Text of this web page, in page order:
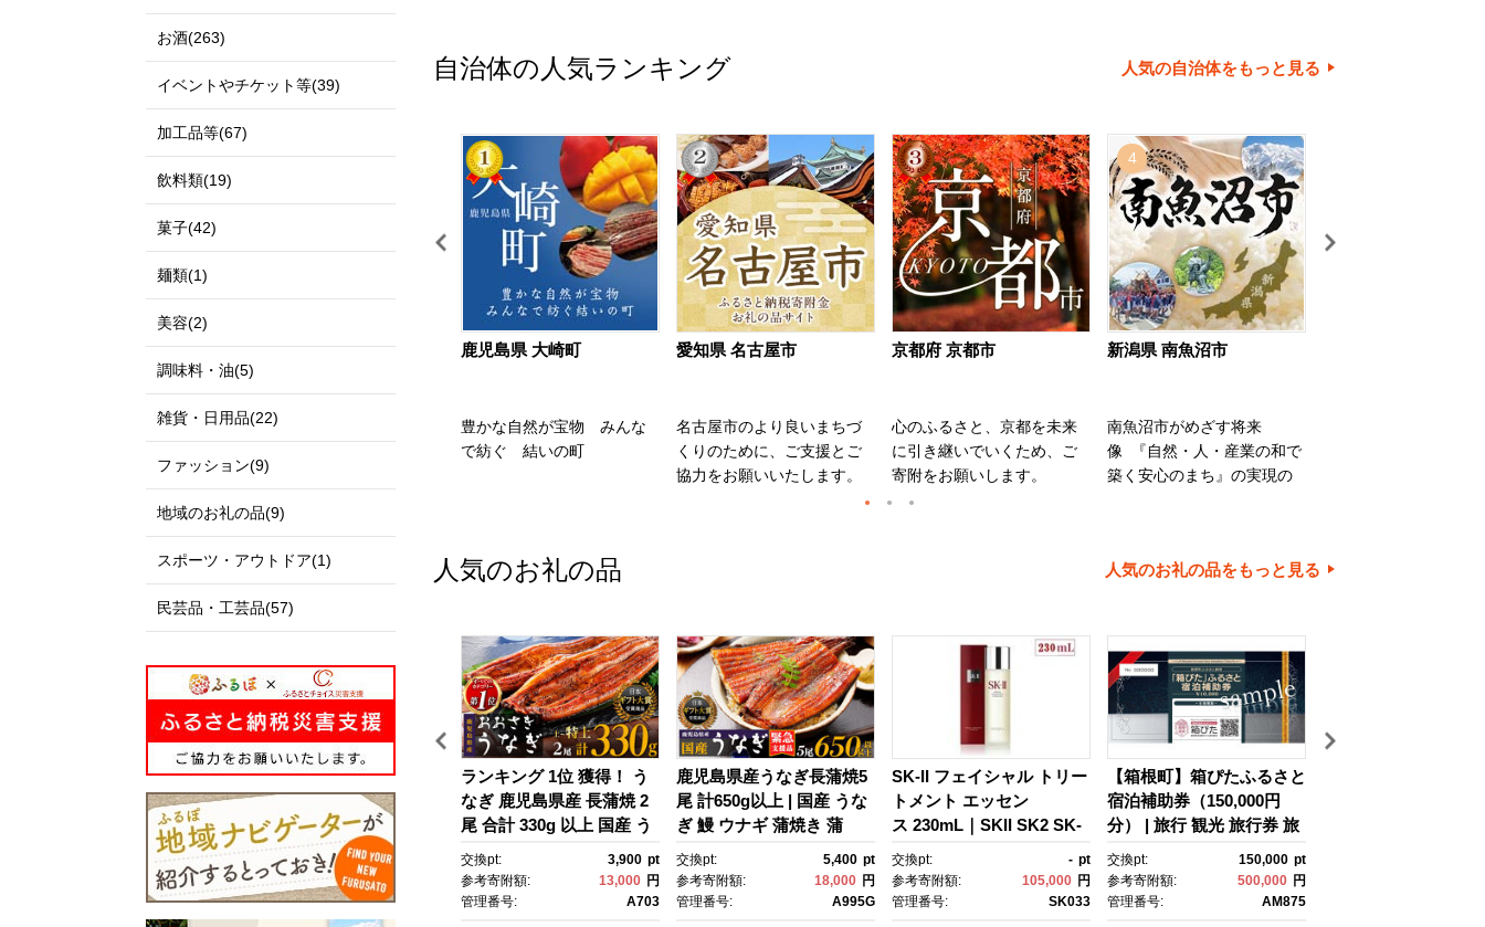
自治体の人気ランキング 人気の自治体をもっと見る
伊達政宗公の城下町として
な都市空間が共存する杜の
発展にご支援とご協力をお
12
鳥取県 北栄町
私たちのまち北栄町は、鳥
口約14,000人の町です。
松の景色が美しい北条砂丘
を望む黒ぼく地帯の丘陵地
があり、豊かな自然に囲ま
れています。
し、スイカ、ぶどう、らっ
きょう、長芋などさまざま
な魅力ある農産物が生み出
されています。
また、漫画「名探偵コナ
ン」の作者である青山剛昌
氏の出身地であり、駅構内
に「名探偵コナン」の装飾
が施されたコナン駅（JR由
良駅）や青山氏の思い出の
鹿児島県 大崎町
豊かな自然が宝物 みんな
で紡ぐ 結いの町
愛知県 名古屋市
名古屋市のより良いまちづ
くりのために、ご支援とご
協力をお願いいたします。
京都府 京都市
心のふるさと、京都を未来
に引き継いでいくため、ご
寄附をお願いします。
4
新潟県 南魚沼市
南魚沼市がめざす将来
像 『自然・人・産業の和で
築く安心のまち』の実現の
す。
人気のお礼の品 人気のお礼の品をもっと見る
びわ湖マラソン 2027 【滋
賀県外寄附者専用】ふるさ
と納税ランナー枠
-
pt
50,000
円
DX005
【京セラ】クレサンベール
〈エメラルド・天然ダイヤ
モンド〉リング【プラチ
ナ/ペアシェイプ/7月誕生
石】
交換pt:
参考寄附額:
1,000,000
管理番号:
B-EU112
ランキング 1位 獲得！ う
なぎ 鹿児島県産 長蒲焼 2
尾 合計 330g 以上 国産 う
なぎ 鰻 ウナギ 蒲焼き 蒲
焼 かばやき 魚 魚介 魚
貝 海鮮 うな重 ひつまぶ
交換pt: 3,900 pt
参考寄附額:
13,000 円
管理番号:
A703
鹿児島県産うなぎ長蒲焼5
尾 計650g以上 | 国産 うな
ぎ 鰻 ウナギ 蒲焼き 蒲
焼 かばやき unagi うなぎ
蒲焼 土用丑の日 土用の丑
の日 丑の日 魚 魚介 魚
交換pt: 5,400 pt
参考寄附額:
18,000 円
管理番号:
A995G
SK-II フェイシャル トリー
トメント エッセン
ス 230mL｜SKII SK2 SK-
2 SK エスケーツー エスケ
ーツ エスケｰ ピテラ スキ
ンケア 化粧品 ｺｽﾒ フェイ
交換pt: - pt
参考寄附額:
105,000 円
管理番号:
SK033
【箱根町】箱ぴたふるさと
宿泊補助券（150,000円
分） | 旅行 観光 旅行券 旅
行クーポン クーポン 箱根
町ふるさと納税 神奈川県
ふるさと納税 神奈川県 箱
交換pt: 150,000 pt
参考寄附額:
500,000 円
管理番号:
AM875
お酒(263)
イベントやチケット等(39)
加工品等(67)
飲料類(19)
菓子(42)
麺類(1)
美容(2)
調味料・油(5)
雑貨・日用品(22)
ファッション(9)
地域のお礼の品(9)
スポーツ・アウトドア(1)
民芸品・工芸品(57)